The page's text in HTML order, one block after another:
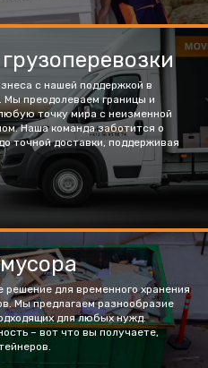
с нашей поддержкой в
Мы преодолеваем границы и
точку мира с неизменной
Наша команда заботится о
точной доставки, поддерживая
для временного хранения
Мы предлагаем разнообразие
для любых нужд.
– вот что вы получаете,